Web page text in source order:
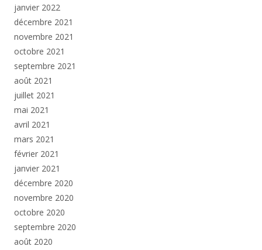
janvier 2022
décembre 2021
novembre 2021
octobre 2021
septembre 2021
août 2021
juillet 2021
mai 2021
avril 2021
mars 2021
février 2021
janvier 2021
décembre 2020
novembre 2020
octobre 2020
septembre 2020
août 2020